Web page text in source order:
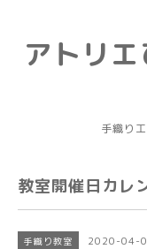
アトリ
手織り
教室開催日カレ
手織り教室 2020-04-